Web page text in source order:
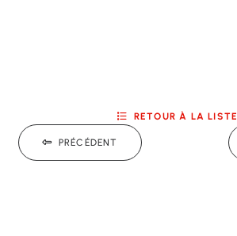
PRÉCÉDENT
RETOUR À LA LISTE